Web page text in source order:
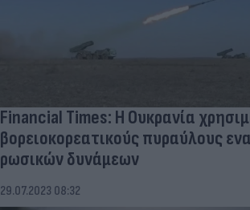
Financial Times: Η Ουκρανία
βορειοκορεατικούς πυραύλους
ρωσικών δυνάμεων
29.07.2023 08:32